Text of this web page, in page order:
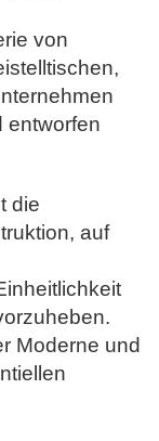
von
entworfen
die
auf
Moderne und